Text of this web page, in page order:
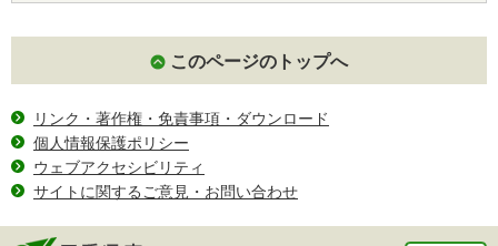
このページのトップへ
リンク・著作権・免責事項・ダウンロード
個人情報保護ポリシー
ウェブアクセシビリティ
サイトに関するご意見・お問い合わせ